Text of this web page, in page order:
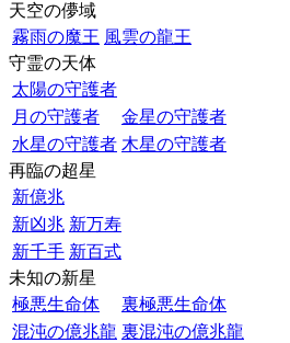
天空の儚域
霧雨の魔王 風雲の龍王
守霊の天体
太陽の守護者
月の守護者
金星の守護者
水星の守護者 木星の守護者
再臨の超星
新億兆
新凶兆 新万寿
新千手 新百式
未知の新星
極悪生命体
裏極悪生命体
混沌の億兆龍 裏混沌の億兆龍